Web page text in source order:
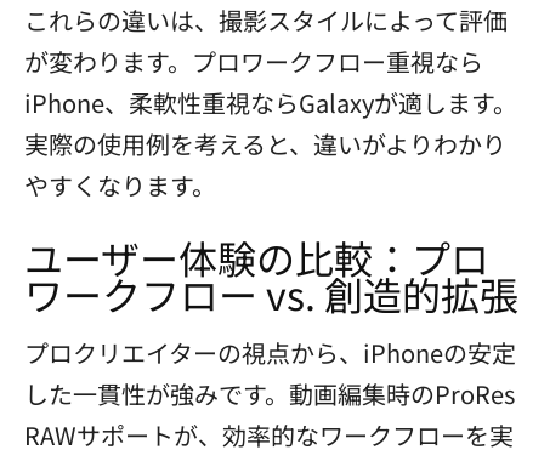
これらの違いは、撮影スタイルによって評価
が変わります。プロワークフロー重視なら
iPhone、柔軟性重視ならGalaxyが適します。
実際の使用例を考えると、違いがよりわかり
やすくなります。
ユーザー体験の比較：プロ
ワークフロー vs. 創造的拡張
プロクリエイターの視点から、iPhoneの安定
した一貫性が強みです。動画編集時のProRes
RAWサポートが、効率的なワークフローを実